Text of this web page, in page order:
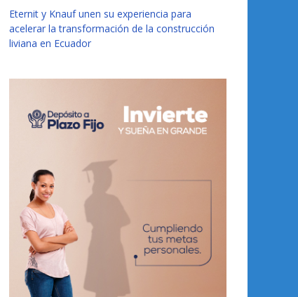
Eternit y Knauf unen su experiencia para
acelerar la transformación de la construcción
liviana en Ecuador